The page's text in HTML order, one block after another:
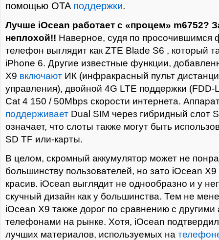
помощью OTA поддержки.
Лучше iOcean работает с «процем» m6752?
неплохой!! Наверное, судя по просочившимся
телефон выглядит как ZTE Blade S6 , который
iPhone 6. Другие известные функции,
X9 включают ИК (инфракрасный пульт
управления), двойной 4G LTE поддержки (FDD-
Cat 4 150 / 50Mbps скорости интернета.
поддерживает Dual SIM через гибридный слот
означает, что слоты также могут быть
SD TF или-карты.
В целом, скромный аккумулятор может не
большинству пользователей, но зато iOcean X9
красив. iOcean выглядит не однообразно и у
скучный дизайн как у большинства. Тем не
iOcean X9 также дорог по сравнению с
телефонами на рынке. Хотя, iOcean
лучших материалов, используемых на